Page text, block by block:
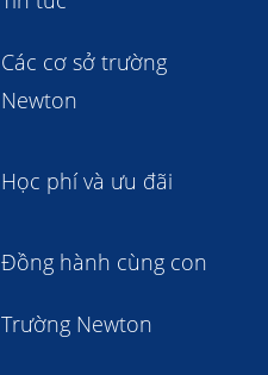
Các cơ sở trường
Newton
Học phí và ưu đãi
Đồng hành cùng con
Trường Newton